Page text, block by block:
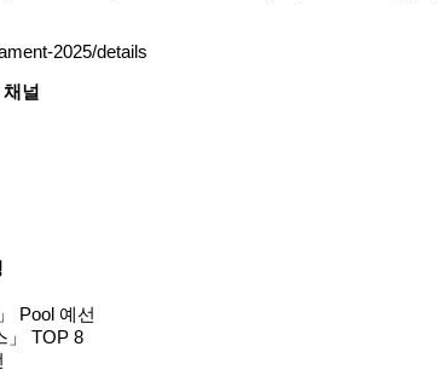
2025/details
널
Pool 예선
」 TOP 8